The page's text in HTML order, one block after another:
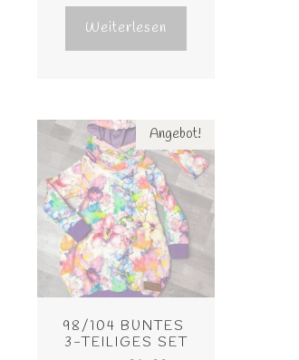
Weiterlesen
Angebot!
98/104 BUNTES
3-TEILIGES SET